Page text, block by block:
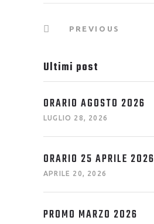
PREVIOUS
Ultimi post
ORARIO AGOSTO 2026
LUGLIO 28, 2026
ORARIO 25 APRILE 2026
APRILE 20, 2026
PROMO MARZO 2026